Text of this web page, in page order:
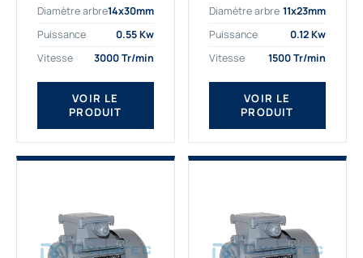
pour les atmosphères
explosives Le moteur
Diamètre arbre14x30mm
Puissance
0.55 Kw
Vitesse
3000 Tr/min
VOIR LE
PRODUIT
applications les plus
sollicitées. Nous
fournissons des
moteurs électriques...
Diamètre arbre 11x23mm
Puissance
0.12 Kw
Vitesse
1500 Tr/min
VOIR LE
PRODUIT